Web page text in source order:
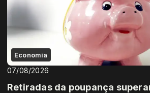
Economia
07/08/2026
Retiradas da poupança